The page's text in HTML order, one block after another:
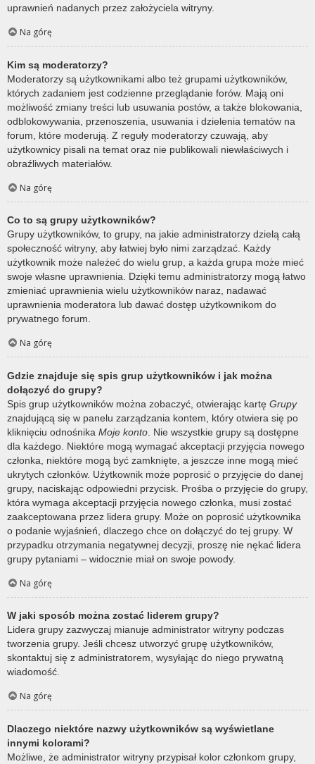
uprawnień nadanych przez założyciela witryny.
Na górę
Kim są moderatorzy?
Moderatorzy są użytkownikami albo też grupami użytkowników,
których zadaniem jest codzienne przeglądanie forów. Mają oni
możliwość zmiany treści lub usuwania postów, a także blokowania,
odblokowywania, przenoszenia, usuwania i dzielenia tematów na
forum, które moderują. Z reguły moderatorzy czuwają, aby
użytkownicy pisali na temat oraz nie publikowali niewłaściwych i
obraźliwych materiałów.
Na górę
Co to są grupy użytkowników?
Grupy użytkowników, to grupy, na jakie administratorzy dzielą całą
społeczność witryny, aby łatwiej było nimi zarządzać. Każdy
użytkownik może należeć do wielu grup, a każda grupa może mieć
swoje własne uprawnienia. Dzięki temu administratorzy mogą łatwo
zmieniać uprawnienia wielu użytkowników naraz, nadawać
uprawnienia moderatora lub dawać dostęp użytkownikom do
prywatnego forum.
Na górę
Gdzie znajduje się spis grup użytkowników i jak można
dołączyć do grupy?
Spis grup użytkowników można zobaczyć, otwierając kartę Grupy
znajdującą się w panelu zarządzania kontem, który otwiera się po
kliknięciu odnośnika Moje konto . Nie wszystkie grupy są dostępne
dla każdego. Niektóre mogą wymagać akceptacji przyjęcia nowego
członka, niektóre mogą być zamknięte, a jeszcze inne mogą mieć
ukrytych członków. Użytkownik może poprosić o przyjęcie do danej
grupy, naciskając odpowiedni przycisk. Prośba o przyjęcie do grupy,
która wymaga akceptacji przyjęcia nowego członka, musi zostać
zaakceptowana przez lidera grupy. Może on poprosić użytkownika
o podanie wyjaśnień, dlaczego chce on dołączyć do tej grupy. W
przypadku otrzymania negatywnej decyzji, proszę nie nękać lidera
grupy pytaniami – widocznie miał on swoje powody.
Na górę
W jaki sposób można zostać liderem grupy?
Lidera grupy zazwyczaj mianuje administrator witryny podczas
tworzenia grupy. Jeśli chcesz utworzyć grupę użytkowników,
skontaktuj się z administratorem, wysyłając do niego prywatną
wiadomość.
Na górę
Dlaczego niektóre nazwy użytkowników są wyświetlane
innymi kolorami?
Możliwe, że administrator witryny przypisał kolor członkom grupy,